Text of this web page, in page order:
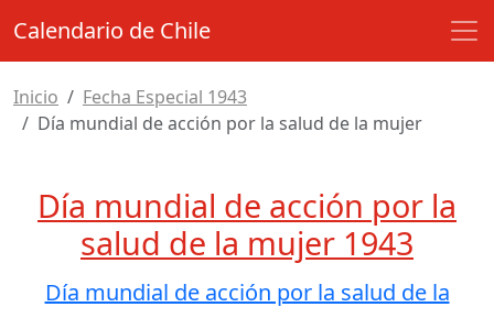
Calendario de Chile
Inicio
Fecha Especial 1943
Día mundial de acción por la salud de la mujer
Día mundial de acción por la
salud de la mujer 1943
Día mundial de acción por la salud de la